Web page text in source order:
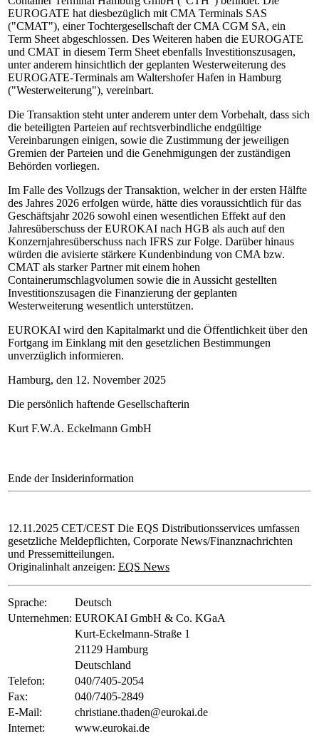
EUROGATE hat diesbezüglich mit CMA Terminals SAS
("CMAT"), einer Tochtergesellschaft der CMA CGM SA, ein
Term Sheet abgeschlossen. Des Weiteren haben die EUROGATE
und CMAT in diesem Term Sheet ebenfalls Investitionszusagen,
unter anderem hinsichtlich der geplanten Westerweiterung des
EUROGATE-Terminals am Waltershofer Hafen in Hamburg
("Westerweiterung"), vereinbart.
Die Transaktion steht unter anderem unter dem Vorbehalt, dass sich
die beteiligten Parteien auf rechtsverbindliche endgültige
Vereinbarungen einigen, sowie die Zustimmung der jeweiligen
Gremien der Parteien und die Genehmigungen der zuständigen
Behörden vorliegen.
Im Falle des Vollzugs der Transaktion, welcher in der ersten Hälfte
des Jahres 2026 erfolgen würde, hätte dies voraussichtlich für das
Geschäftsjahr 2026 sowohl einen wesentlichen Effekt auf den
Jahresüberschuss der EUROKAI nach HGB als auch auf den
Konzernjahresüberschuss nach IFRS zur Folge. Darüber hinaus
würden die avisierte stärkere Kundenbindung von CMA bzw.
CMAT als starker Partner mit einem hohen
Containerumschlagvolumen sowie die in Aussicht gestellten
Investitionszusagen die Finanzierung der geplanten
Westerweiterung wesentlich unterstützen.
EUROKAI wird den Kapitalmarkt und die Öffentlichkeit über den
Fortgang im Einklang mit den gesetzlichen Bestimmungen
unverzüglich informieren.
Hamburg, den 12. November 2025
Die persönlich haftende Gesellschafterin
Kurt F.W.A. Eckelmann GmbH
Ende der Insiderinformation
12.11.2025 CET/CEST Die EQS Distributionsservices umfassen
gesetzliche Meldepflichten, Corporate News/Finanznachrichten
und Pressemitteilungen.
Originalinhalt anzeigen: EQS News
Sprache:
Deutsch
Unternehmen: EUROKAI GmbH & Co. KGaA
Kurt-Eckelmann-Straße 1
21129 Hamburg
Deutschland
Telefon:
040/7405-2054
Fax:
040/7405-2849
E-Mail:
christiane.thaden@eurokai.de
Internet:
www.eurokai.de